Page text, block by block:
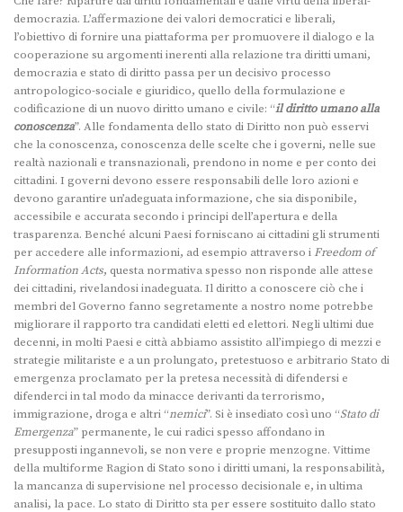
democrazia. L’affermazione dei valori democratici e liberali,
l’obiettivo di fornire una piattaforma per promuovere il dialogo e la
cooperazione su argomenti inerenti alla relazione tra diritti umani,
democrazia e stato di diritto passa per un decisivo processo
antropologico-sociale e giuridico, quello della formulazione e
codificazione di un nuovo diritto umano e civile: “il diritto umano alla
conoscenza”. Alle fondamenta dello stato di Diritto non può esservi
che la conoscenza, conoscenza delle scelte che i governi, nelle sue
realtà nazionali e transnazionali, prendono in nome e per conto dei
cittadini. I governi devono essere responsabili delle loro azioni e
devono garantire un’adeguata informazione, che sia disponibile,
accessibile e accurata secondo i principi dell’apertura e della
trasparenza. Benché alcuni Paesi forniscano ai cittadini gli strumenti
per accedere alle informazioni, ad esempio attraverso iFreedom of
Information Acts, questa normativa spesso non risponde alle attese
dei cittadini, rivelandosi inadeguata. Il diritto a conoscere ciò che i
membri del Governo fanno segretamente a nostro nome potrebbe
migliorare il rapporto tra candidati eletti ed elettori. Negli ultimi due
decenni, in molti Paesi e città abbiamo assistito all’impiego di mezzi e
strategie militariste e a un prolungato, pretestuoso e arbitrario Stato di
emergenza proclamato per la pretesa necessità di difendersi e
difenderci in tal modo da minacce derivanti da terrorismo,
immigrazione, droga e altri “nemici”. Si è insediato così uno “Stato di
Emergenza” permanente, le cui radici spesso affondano in
presupposti ingannevoli, se non vere e proprie menzogne. Vittime
della multiforme Ragion di Stato sono i diritti umani, la responsabilità,
la mancanza di supervisione nel processo decisionale e, in ultima
analisi, la pace. Lo stato di Diritto sta per essere sostituito dallo stato